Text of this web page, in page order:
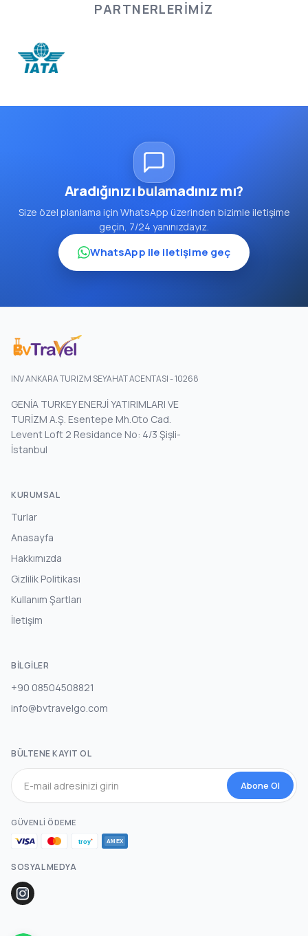
PARTNERLERIMIZ
Aradığınızı bulamadınız mı?
Size özel planlama için WhatsApp üzerinden bizimle iletişime
geçin, 7/24 yanınızdayız.
WhatsApp ile iletişime geç
INV ANKARA TURIZM SEYAHAT ACENTASI - 10268
GENİA TURKEY ENERJİ YATIRIMLARI VE
TURİZM A.Ş. Esentepe Mh.Oto Cad.
Levent Loft 2 Residance No: 4/3 Şişli-
İstanbul
KURUMSAL
Turlar
Anasayfa
Hakkımızda
Gizlilik Politikası
Kullanım Şartları
İletişim
BILGILER
+90 08504508821
info@bvtravelgo.com
BÜLTENE KAYIT OL
Abone Ol
GÜVENLI ÖDEME
SOSYAL MEDYA